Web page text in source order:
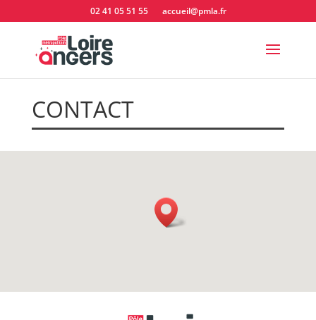
02 41 05 51 55 accueil@pmla.fr
CONTACT